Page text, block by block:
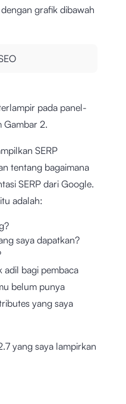
grafik dibawah
pada panel-
Gambar 2.
SERP
tentang bagaimana
SERP dari Google.
adalah:
saya dapatkan?
adil bagi pembaca
belum punya
yang saya
yang saya lampirkan